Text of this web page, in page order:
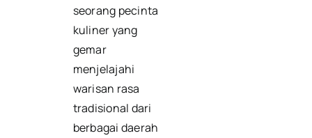
seorang pecinta
kuliner yang
gemar
menjelajahi
warisan rasa
tradisional dari
berbagai daerah